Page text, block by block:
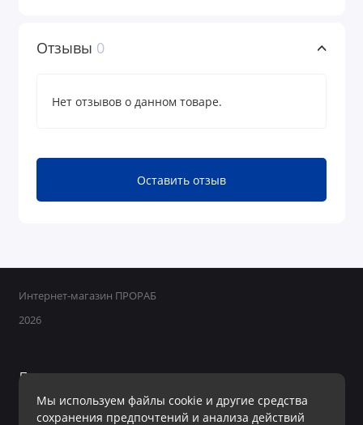
Отзывы 0
Нет отзывов о данном товаре.
Оставить отзыв
Мы используем файлы cookie и другие средства
сохранения предпочтений и анализа действий
Интернет-магазин ПРОРАБ
2026
Поддержка
+7 950 800-40-09